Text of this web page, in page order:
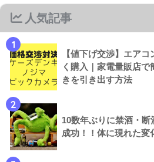
人気記事
1
【値下げ交渉】エアコ
く購入｜家電量販店で
きを引き出す方法
2
10数年ぶりに禁酒・断
成功！！体に現れた変